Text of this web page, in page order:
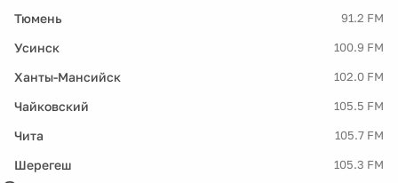
Тюмень 91.2 FM
Усинск 100.9 FM
Ханты-Мансийск 102.0 FM
Чайковский 105.5 FM
Чита 105.7 FM
Шерегеш 105.3 FM